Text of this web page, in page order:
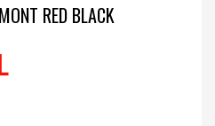
RED BLACK